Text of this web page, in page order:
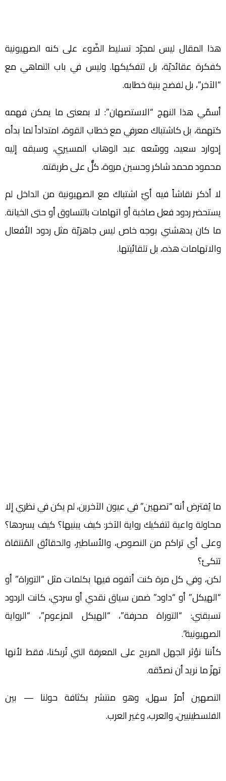
هذا المقال ليس لمجرّد تسليط الضّوء على كنه الصهيونية
كفكرة عقائديّة، بل لتفكيكها. وليس في باب التماهي مع
“الآخر”، بل لفضح بنية خطابه.
أسمّي هذا النهج “الاستصهان”: لا بمعنى ما يمكن فهمه
كتهمة، بل كاشتباك معرفي مع خطاب القوة، امتداداً لما بدأه
إدوارد سعيد، ووسّعه عبد الوهاب المسيري، وسبقه إليه
محمود محمد شاكر وحسين مروة، كلٌّ على طريقته.
لا أذكر نقاشاً فيه أيّ اشتباك مع الصهيونية من الداخل لم
يستحضر ردود فعل صاخبة أو اتهامات بالتساوق أو حتى الخيانة.
ما كان يدهشني بوجه خاص ليس جاهزيّة مثل ردود الأفعال
والاتهامات هذه، بل تلقائيتها.
ما يُفترض أنه “تصهين” في عيون الآخرين، لم يكن في نظري إلا
محاولة واعية لتفكيك رواية الآخر: كيف يبنيها؟ كيف يسردها؟
وعلى أي تراكم من النصوص، والأساطير، والحقائق المُنتقاة
تتكئ؟
لكن، وفي كل مرة كنت أتفوه فيها بكلمات مثل “التوراة” أو
“الهيكل” أو “داود” ضمن سياق نقدي أو سردي، كانت الردود
تسبقني: “التوراة محرفة”، “الهيكل المزعوم”، “الرواية
الصهيونية”.
كأننا نؤثر الجهل المريح على المعرفة التي تُربكنا، فقط لأنها
تهزّ ما نريد أن نصدّقه.
التصهين أمرٌ سهل، وهو منتشر بكثافة حولنا — بين
الفلسطينيين، والعرب، وغير العرب.